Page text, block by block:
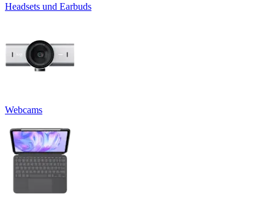
Headsets und Earbuds
Webcams